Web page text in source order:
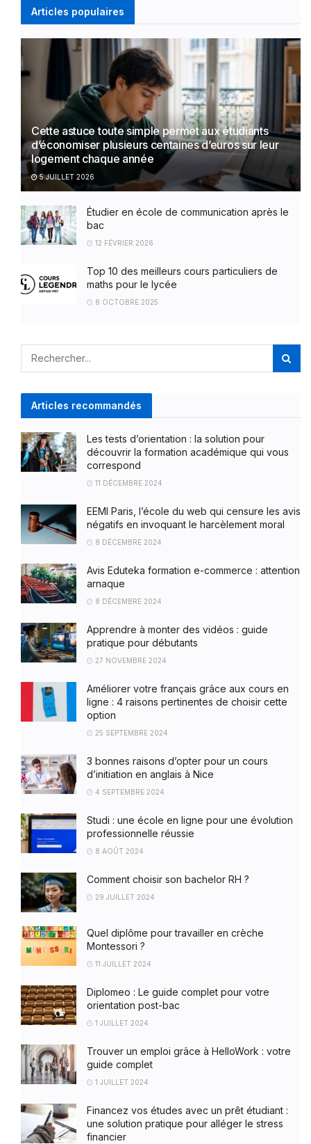
Articles populaires
Cette astuce toute simple permet aux étudiants
d’économiser plusieurs centaines d’euros sur leur
logement chaque année
5 JUILLET 2026
Étudier en école de communication après le
bac
12 FÉVRIER 2026
Top 10 des meilleurs cours particuliers de
maths pour le lycée
8 OCTOBRE 2025
Articles recommandés
Les tests d’orientation : la solution pour
découvrir la formation académique qui vous
correspond
11 DÉCEMBRE 2024
EEMI Paris, l’école du web qui censure les avis
négatifs en invoquant le harcèlement moral
8 DÉCEMBRE 2024
Avis Eduteka formation e-commerce : attention
arnaque
8 DÉCEMBRE 2024
Apprendre à monter des vidéos : guide
pratique pour débutants
27 NOVEMBRE 2024
Améliorer votre français grâce aux cours en
ligne : 4 raisons pertinentes de choisir cette
option
25 SEPTEMBRE 2024
3 bonnes raisons d’opter pour un cours
d’initiation en anglais à Nice
4 SEPTEMBRE 2024
Studi : une école en ligne pour une évolution
professionnelle réussie
8 AOÛT 2024
Comment choisir son bachelor RH ?
29 JUILLET 2024
Quel diplôme pour travailler en crèche
Montessori ?
11 JUILLET 2024
Diplomeo : Le guide complet pour votre
orientation post-bac
1 JUILLET 2024
Trouver un emploi grâce à HelloWork : votre
guide complet
1 JUILLET 2024
Financez vos études avec un prêt étudiant :
une solution pratique pour alléger le stress
financier